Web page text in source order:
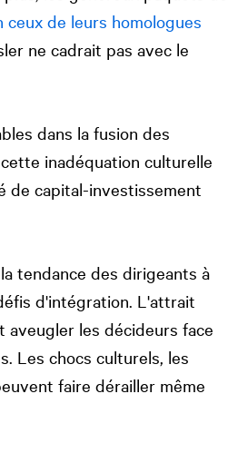
ceux de leurs homologues
ne cadrait pas avec le
dans la fusion des
inadéquation culturelle
de capital-investissement
tendance des dirigeants à
d'intégration. L'attrait
aveugler les décideurs face
Les chocs culturels, les
faire dérailler même